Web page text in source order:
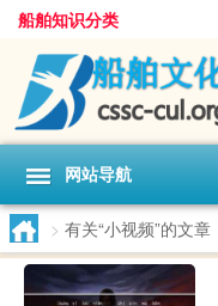
船舶知识分类
网站导航
> 有关“小视频”的文章